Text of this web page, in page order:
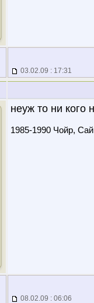
03.02.09 : 17:31
неуж то ни кого
1985-1990 Чойр,
08.02.09 : 06:06